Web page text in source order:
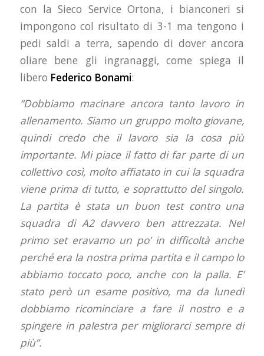
con la Sieco Service Ortona, i bianconeri si
impongono col risultato di 3-1 ma tengono i
pedi saldi a terra, sapendo di dover ancora
oliare bene gli ingranaggi, come spiega il
libero Federico Bonami:
“Dobbiamo macinare ancora tanto lavoro in
allenamento. Siamo un gruppo molto giovane,
quindi credo che il lavoro sia la cosa più
importante. Mi piace il fatto di far parte di un
collettivo così, molto affiatato in cui la squadra
viene prima di tutto, e soprattutto del singolo.
La partita è stata un buon test contro una
squadra di A2 davvero ben attrezzata. Nel
primo set eravamo un po’ in difficoltà anche
perché era la nostra prima partita e il campo lo
abbiamo toccato poco, anche con la palla. E’
stato però un esame positivo, ma da lunedì
dobbiamo ricominciare a fare il nostro e a
spingere in palestra per migliorarci sempre di
più”.